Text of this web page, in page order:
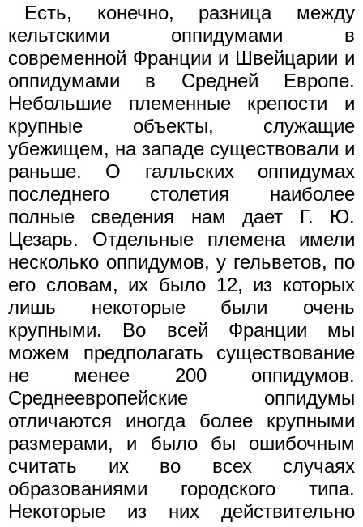
Есть, конечно, разница между
кельтскими оппидумами в
современной Франции и Швейцарии и
оппидумами в Средней Европе.
Небольшие племенные крепости и
крупные объекты, служащие
убежищем, на западе существовали и
раньше. О галльских оппидумах
последнего столетия наиболее
полные сведения нам дает Г. Ю.
Цезарь. Отдельные племена имели
несколько оппидумов, у гельветов, по
его словам, их было 12, из которых
лишь некоторые были очень
крупными. Во всей Франции мы
можем предполагать существование
не менее 200 оппидумов.
Среднеевропейские оппидумы
отличаются иногда более крупными
размерами, и было бы ошибочным
считать их во всех случаях
образованиями городского типа.
Некоторые из них действительно